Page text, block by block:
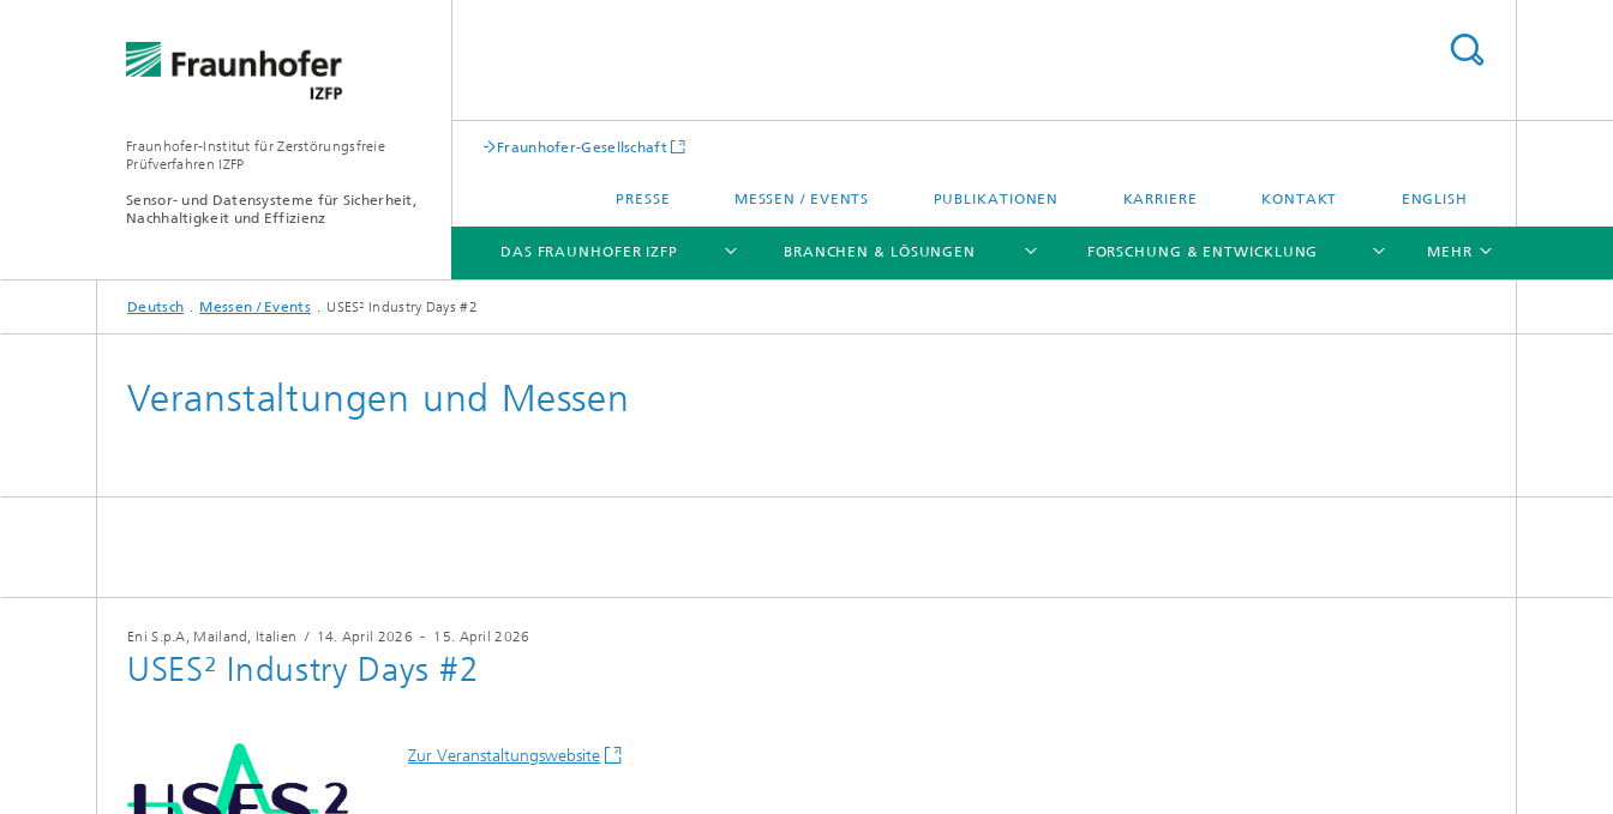
Fraunhofer-Institut für Zerstörungsfreie
Prüfverfahren IZFP
Sensor- und Datensysteme für Sicherheit,
Nachhaltigkeit und Effizienz
Fraunhofer-Gesellschaft
PRESSE MESSEN / EVENTS PUBLIKATIONEN KARRIERE KONTAKT ENGLISH
DAS FRAUNHOFER IZFP
DAS FRAUNHOFER IZFP
BRANCHEN & LÖSUNGEN
BRANCHEN & LÖSUNGEN
FORSCHUNG & ENTWICKLUNG
FORSCHUNG & ENTWICKLUNG
MEHR
Deutsch Messen / Events USES² Industry Days #2
Veranstaltungen und Messen
Eni S.p.A, Mailand, Italien / 14. April 2026 - 15. April 2026
USES² Industry Days #2
Zur Veranstaltungswebsite